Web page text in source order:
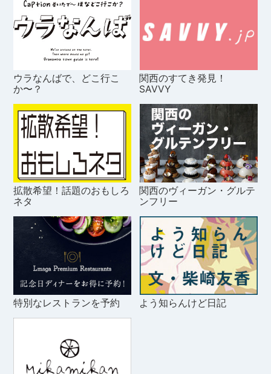
ウラなんばで、どこ行こ
か〜？
関西のすてき発見！
SAVVY
拡散希望！話題のおもしろ
ネタ
関西のヴィーガン・グルテ
ンフリー
特別なレストランを予約 よう知らんけど日記